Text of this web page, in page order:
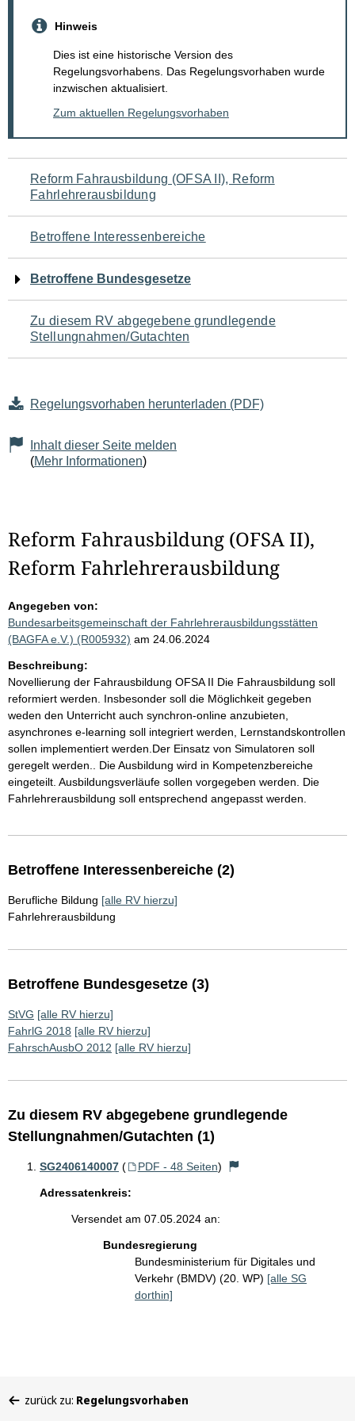
Hinweis
Dies ist eine historische Version des
Regelungsvorhabens. Das Regelungsvorhaben wurde
inzwischen aktualisiert.
Zum aktuellen Regelungsvorhaben
Navigation
für
den
Seiteninhalt
Reform Fahrausbildung (OFSA II), Reform
Fahrlehrerausbildung
Betroffene Interessenbereiche
Betroffene Bundesgesetze
Zu diesem RV abgegebene grundlegende
Stellungnahmen/Gutachten
Regelungsvorhaben herunterladen (PDF)
Inhalt dieser Seite melden
(Mehr Informationen)
Reform Fahrausbildung (OFSA II),
Reform Fahrlehrerausbildung
Angegeben von:
Bundesarbeitsgemeinschaft der Fahrlehrerausbildungsstätten
(BAGFA e.V.) (R005932) am 24.06.2024
Beschreibung:
Novellierung der Fahrausbildung OFSA II Die Fahrausbildung soll
reformiert werden. Insbesonder soll die Möglichkeit gegeben
weden den Unterricht auch synchron-online anzubieten,
asynchrones e-learning soll integriert werden, Lernstandskontrollen
sollen implementiert werden.Der Einsatz von Simulatoren soll
geregelt werden.. Die Ausbildung wird in Kompetenzbereiche
eingeteilt. Ausbildungsverläufe sollen vorgegeben werden. Die
Fahrlehrerausbildung soll entsprechend angepasst werden.
Betroffene Interessenbereiche (2)
Berufliche Bildung [alle RV hierzu]
Fahrlehrerausbildung
Betroffene Bundesgesetze (3)
StVG [alle RV hierzu]
FahrlG 2018 [alle RV hierzu]
FahrschAusbO 2012 [alle RV hierzu]
Zu diesem RV abgegebene grundlegende
Stellungnahmen/Gutachten (1)
SG2406140007 ( PDF - 48 Seiten)
Adressatenkreis:
Versendet am 07.05.2024 an:
Bundesregierung
Bundesministerium für Digitales und
Verkehr (BMDV) (20. WP) [alle SG
dorthin]
befinden
zurück zu: Regelungsvorhaben